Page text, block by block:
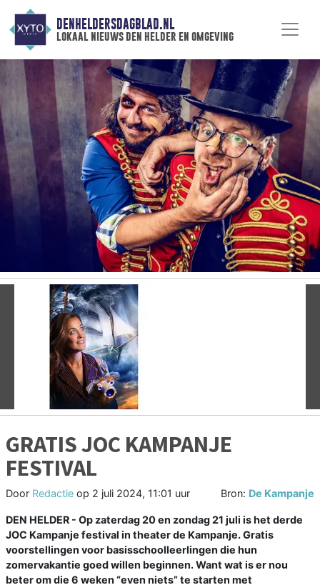
DENHELDERSDAGBLAD.NL
lokaal nieuws den helder en omgeving
GRATIS JOC KAMPANJE
FESTIVAL
Door Redactie op 2 juli 2024, 11:01 uur Bron: De Kampanje
DEN HELDER - Op zaterdag 20 en zondag 21 juli is het derde
JOC Kampanje festival in theater de Kampanje. Gratis
voorstellingen voor basisschoolleerlingen die hun
zomervakantie goed willen beginnen. Want wat is er nou
beter om die 6 weken “even niets” te starten met